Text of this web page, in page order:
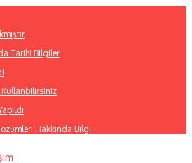
Tarihi Bilgiler
Kullanbilirsiniz
Hakkında Bilgi